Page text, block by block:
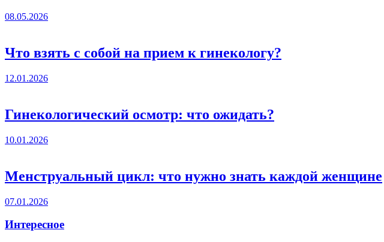
08.05.2026
Что взять с собой на прием к гинекологу?
12.01.2026
Гинекологический осмотр: что ожидать?
10.01.2026
Менструальный цикл: что нужно знать каждой женщине
07.01.2026
Интересное